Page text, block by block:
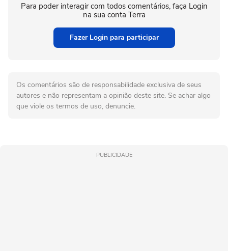
Para poder interagir com todos comentários, faça Login
na sua conta Terra
Fazer Login para participar
Os comentários são de responsabilidade exclusiva de seus
autores e não representam a opinião deste site. Se achar algo
que viole os termos de uso, denuncie.
PUBLICIDADE